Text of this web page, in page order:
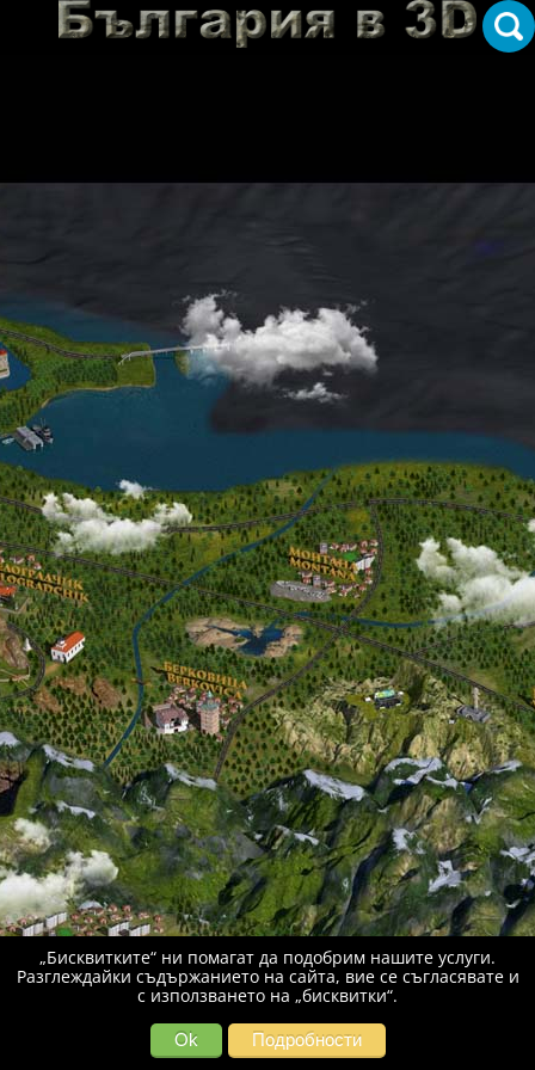
Keyboard shortcuts Image may be subject to copyright
„Бисквитките“ ни помагат да подобрим нашите услуги.
Разглеждайки съдържанието на сайта, вие се съгласявате и
с използването на „бисквитки“.
Ok Подробности